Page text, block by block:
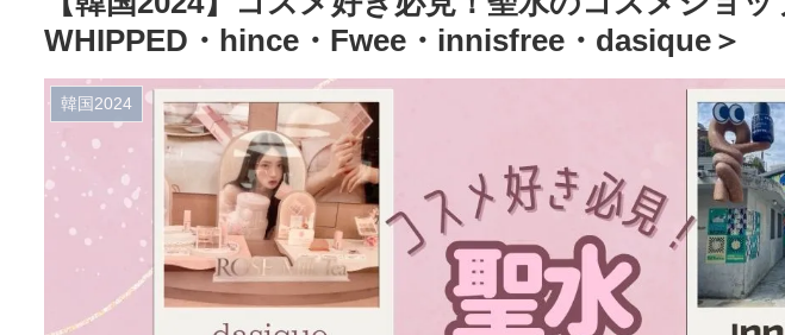
WHIPPED・hince・Fwee・innisfree・dasique＞
韓国2024